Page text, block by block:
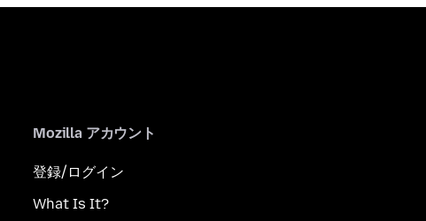
Mozilla アカウント
登録/ログイン
What Is It?